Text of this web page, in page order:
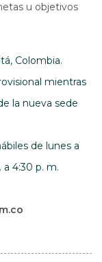
u objetivos
Colombia.
mientras
la nueva sede
de lunes a
a 4:30 p. m.